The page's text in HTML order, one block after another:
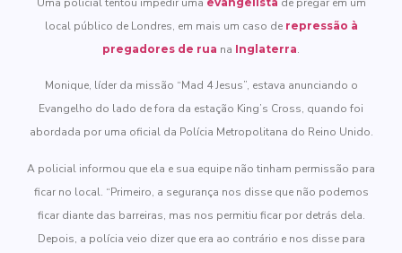
local público de Londres, em mais um caso de repressão à
pregadores de rua na Inglaterra.
Monique, líder da missão “Mad 4 Jesus”, estava anunciando o
Evangelho do lado de fora da estação King’s Cross, quando foi
abordada por uma oficial da Polícia Metropolitana do Reino Unido.
A policial informou que ela e sua equipe não tinham permissão para
ficar no local. “Primeiro, a segurança nos disse que não podemos
ficar diante das barreiras, mas nos permitiu ficar por detrás dela.
Depois, a polícia veio dizer que era ao contrário e nos disse para